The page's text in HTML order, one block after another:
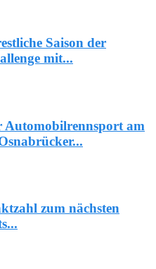
Saison der
mit...
Automobilrennsport am
zum nächsten